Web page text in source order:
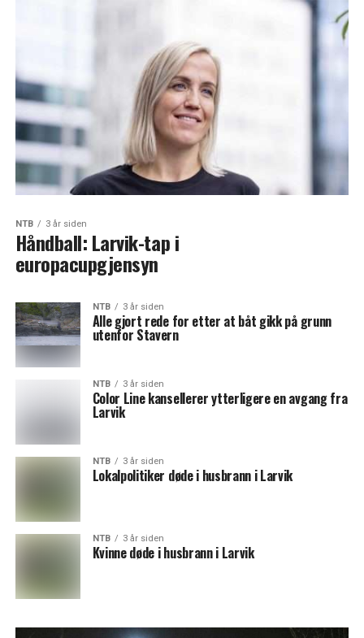
NTB 3 år siden
Håndball: Larvik-tap i
europacupgjensyn
NTB 3 år siden
Alle gjort rede for etter at båt gikk på grunn
utenfor Stavern
NTB 3 år siden
Color Line kansellerer ytterligere en avgang fra
Larvik
NTB 3 år siden
Lokalpolitiker døde i husbrann i Larvik
NTB 3 år siden
Kvinne døde i husbrann i Larvik